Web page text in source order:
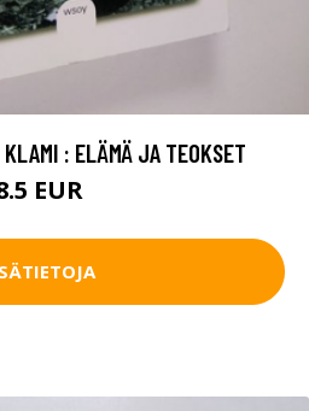
: ELÄMÄ JA TEOKSET
EUR